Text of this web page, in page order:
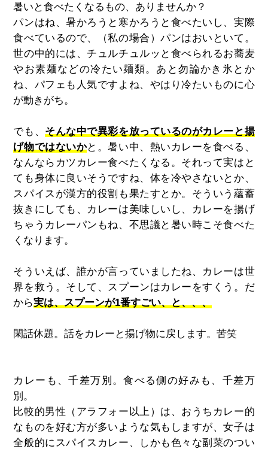
暑いと食べたくなるもの、ありませんか？
パンはね、暑かろうと寒かろうと食べたいし、実際
食べているので、（私の場合）パンはおいといて。
世の中的には、チュルチュルッと食べられるお蕎麦
やお素麺などの冷たい麺類。あと勿論かき氷とか
ね、パフェも人気ですよね、やはり冷たいものに心
が動きがち。
でも、 そんな中で異彩を放っているのがカレーと揚
げ物ではないかと。暑い中、熱いカレーを食べる、
なんならカツカレー食べたくなる。それって実はと
ても身体に良いそうですね、体を冷やさないとか、
スパイスが漢方的役割も果たすとか。そういう蘊蓄
抜きにしても、カレーは美味しいし、カレーを揚げ
ちゃうカレーパンもね、不思議と暑い時こそ食べた
くなります。
そういえば、誰かが言っていましたね、カレーは世
界を救う。そして、スプーンはカレーをすくう。だ
から実は、スプーンが1番すごい、と、、、
閑話休題。話をカレーと揚げ物に戻します。苦笑
カレーも、千差万別。食べる側の好みも、千差万
別。
比較的男性（アラフォー以上）は、おうちカレー的
なものを好む方が多いような気もしますが、女子は
全般的にスパイスカレー、しかも色々な副菜のつい